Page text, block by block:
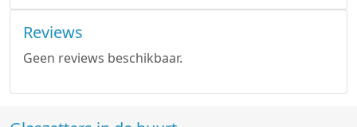
Reviews
Geen reviews beschikbaar.